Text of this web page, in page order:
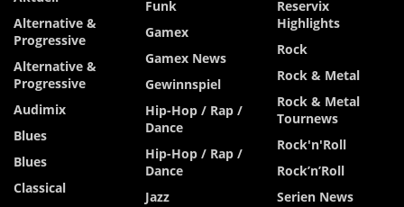
Alternative &
Progressive
Alternative &
Progressive
Audimix
Blues
Blues
Classical
Funk
Gamex
Gamex News
Gewinnspiel
Hip-Hop / Rap /
Dance
Hip-Hop / Rap /
Dance
Jazz
Reservix
Highlights
Rock
Rock & Metal
Rock & Metal
Tournews
Rock'n'Roll
Rock’n’Roll
Serien News